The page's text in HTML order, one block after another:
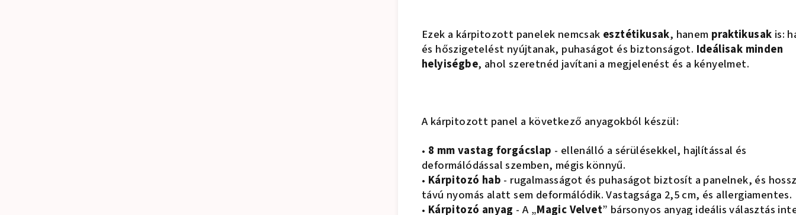
Ezek a kárpitozott panelek nemcsak esztétikusak, hanem praktikusak is:
és hőszigetelést nyújtanak, puhaságot és biztonságot. Ideálisak minden
helyiségbe, ahol szeretnéd javítani a megjelenést és a kényelmet.
A kárpitozott panel a következő anyagokból készül:
• 8 mm vastag forgácslap - ellenálló a sérülésekkel, hajlítással és
deformálódással szemben, mégis könnyű.
• Kárpitozó hab - rugalmasságot és puhaságot biztosít a panelnek, és
távú nyomás alatt sem deformálódik. Vastagsága 2,5 cm, és allergiamentes.
• Kárpitozó anyag - A „Magic Velvet” bársonyos anyag ideális választás